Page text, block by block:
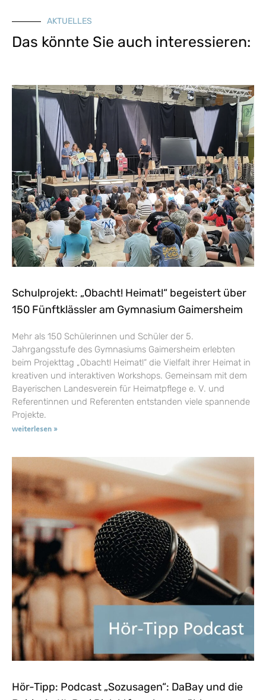
AKTUELLES
Das könnte Sie auch interessieren:
Schulprojekt: „Obacht! Heimat!“ begeistert über
150 Fünftklässler am Gymnasium Gaimersheim
Mehr als 150 Schülerinnen und Schüler der 5.
Jahrgangsstufe des Gymnasiums Gaimersheim erlebten
beim Projekttag „Obacht! Heimat!“ die Vielfalt ihrer Heimat in
kreativen und interaktiven Workshops. Gemeinsam mit dem
Bayerischen Landesverein für Heimatpflege e. V. und
Referentinnen und Referenten entstanden viele spannende
Projekte.
weiterlesen »
Hör-Tipp: Podcast „Sozusagen“: DaBay und die